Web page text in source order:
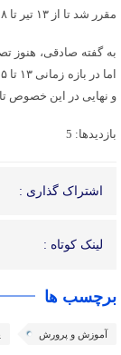
مقرر شد تا از ۱۳ تیر تا ۸ مرداد برگزار شود.
به گفته صادقی، هنوز
و نهایی در این خصوص
بازدیدها: 5
اشتراک گذاری :
لینک کوتاه :
برچسب ها
آموزش و پرورش